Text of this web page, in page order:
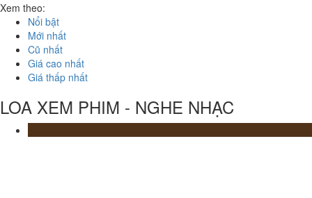
Xem theo:
Nổi bật
Mới nhất
Cũ nhất
Giá cao nhất
Giá thấp nhất
LOA XEM PHIM - NGHE NHẠC